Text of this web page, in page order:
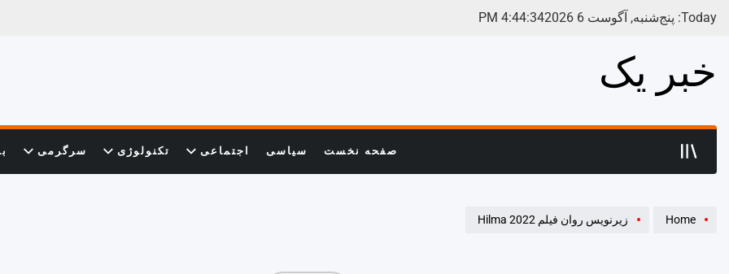
Today: پنج‌شنبه, آگوست 6 2026 4:44:35
PM
خبر یک
صفحه نخست سیاسی اجتماعی تکنولوژی سرگرمی
Home زیرنویس روان فیلم Hilma 2022